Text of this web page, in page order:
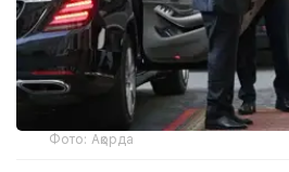
Фото: Ақорда